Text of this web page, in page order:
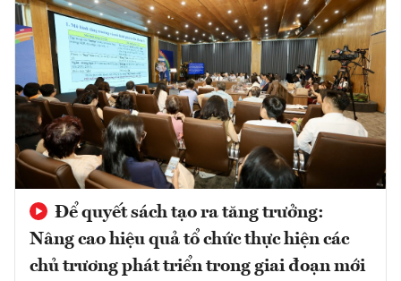
Để quyết sách tạo ra tăng trưởng:
Nâng cao hiệu quả tổ chức thực hiện các
chủ trương phát triển trong giai đoạn mới